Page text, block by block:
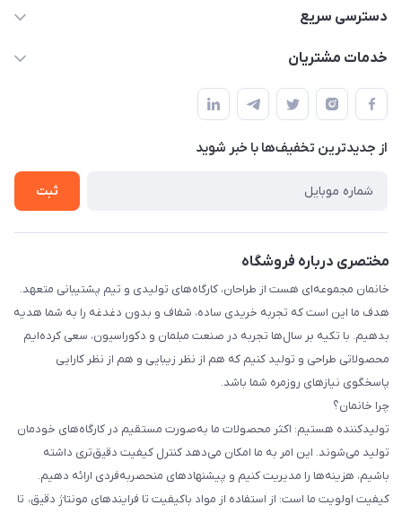
09124780957
دسترسی سریع
حساب کاربری
لیست محصولات
درباره ما
خدمات مشتریان
قوانین و مقررات
حریم خصوصی
راهنما
از جدید‌ترین تخفیف‌ها با‌ خبر شوید
ثبت
مختصری درباره فروشگاه
خانمان مجموعه‌ای هست از طراحان، کارگاه‌های تولیدی و تیم پشتیبانی متعهد.
هدف ما این است که تجربه خریدی ساده، شفاف و بدون دغدغه را به شما هدیه
بدهیم. با تکیه بر سال‌ها تجربه در صنعت مبلمان و دکوراسیون، سعی کرده‌ایم
محصولاتی طراحی و تولید کنیم که هم از نظر زیبایی و هم از نظر کارایی
پاسخگوی نیازهای روزمره شما باشد.
چرا خانمان؟
تولیدکننده هستیم: اکثر محصولات ما به‌صورت مستقیم در کارگاه‌های خودمان
تولید می‌شوند. این امر به ما امکان می‌دهد کنترل کیفیت دقیق‌تری داشته
باشیم، هزینه‌ها را مدیریت کنیم و پیشنهادهای منحصربه‌فردی ارائه دهیم.
کیفیت اولویت ما است: از استفاده از مواد باکیفیت تا فرایندهای مونتاژ دقیق، تا